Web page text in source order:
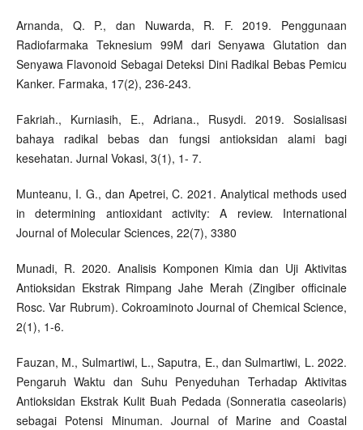
Arnanda, Q. P., dan Nuwarda, R. F. 2019. Penggunaan
Radiofarmaka Teknesium 99M dari Senyawa Glutation dan
Senyawa Flavonoid Sebagai Deteksi Dini Radikal Bebas Pemicu
Kanker. Farmaka, 17(2), 236-243.
Fakriah., Kurniasih, E., Adriana., Rusydi. 2019. Sosialisasi
bahaya radikal bebas dan fungsi antioksidan alami bagi
kesehatan. Jurnal Vokasi, 3(1), 1- 7.
Munteanu, I. G., dan Apetrei, C. 2021. Analytical methods used
in determining antioxidant activity: A review. International
Journal of Molecular Sciences, 22(7), 3380
Munadi, R. 2020. Analisis Komponen Kimia dan Uji Aktivitas
Antioksidan Ekstrak Rimpang Jahe Merah (Zingiber officinale
Rosc. Var Rubrum). Cokroaminoto Journal of Chemical Science,
2(1), 1-6.
Fauzan, M., Sulmartiwi, L., Saputra, E., dan Sulmartiwi, L. 2022.
Pengaruh Waktu dan Suhu Penyeduhan Terhadap Aktivitas
Antioksidan Ekstrak Kulit Buah Pedada (Sonneratia caseolaris)
sebagai Potensi Minuman. Journal of Marine and Coastal